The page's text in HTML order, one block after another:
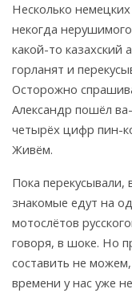
Несколько
некогда
какой-то казахский
горланят и
Осторожно
Александр пошёл
четырёх цифр пин-
Живём.
Пока
знакомые едут на
мотослётов
говоря, в шоке. Но
составить не
времени у нас уже